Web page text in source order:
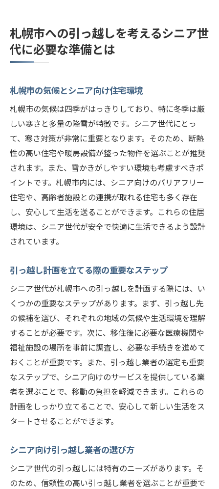
引っ越し前に確認すべき財産と重要書類
引っ越し後も安心して生活できる札幌市の高齢
札幌市の地域包括支援センターの役割
利用可能な介護サービスと申請方法
デイサービスとその利用のメリット
訪問看護とリハビリテーションの支援
高齢者向け交流イベントと参加方法
社会的な繋がりを維持するためのサポート
札幌市への引っ越し前に知っておきたい高齢者
施設の選び方
高齢者施設の種類と特徴
施設選びの際に確認すべきポイント
入居費用と利用料金の比較
施設スタッフの質とケアの内容
入居前に準備すべき書類と手続き
引っ越しが楽になる！札幌市の高齢者向けサポ
ート情報
引っ越し支援サービスの利用方法
荷造りや荷解きのサポートを受ける方法
引っ越し当日の移動手段の選び方
新居での生活用品の準備と手配
引っ越し後の生活立ち上げサポート
シニア世代の引っ越しをスムーズにするための
札幌市の支援制度
引っ越し支援に関する札幌市の制度
札幌市への引っ越しを考えるシニア世
代に必要な準備とは
札幌市の気候とシニア向け住宅環境
札幌市の気候は四季がはっきりしており、特に冬季は厳
しい寒さと多量の降雪が特徴です。シニア世代にとっ
て、寒さ対策が非常に重要となります。そのため、断熱
性の高い住宅や暖房設備が整った物件を選ぶことが推奨
されます。また、雪かきがしやすい環境も考慮すべきポ
イントです。札幌市内には、シニア向けのバリアフリー
住宅や、高齢者施設との連携が取れる住宅も多く存在
し、安心して生活を送ることができます。これらの住居
環境は、シニア世代が安全で快適に生活できるよう設計
されています。
引っ越し計画を立てる際の重要なステップ
シニア世代が札幌市への引っ越しを計画する際には、い
くつかの重要なステップがあります。まず、引っ越し先
の候補を選び、それぞれの地域の気候や生活環境を理解
することが必要です。次に、移住後に必要な医療機関や
福祉施設の場所を事前に調査し、必要な手続きを進めて
おくことが重要です。また、引っ越し業者の選定も重要
なステップで、シニア向けのサービスを提供している業
者を選ぶことで、移動の負担を軽減できます。これらの
計画をしっかり立てることで、安心して新しい生活をス
タートさせることができます。
シニア向け引っ越し業者の選び方
シニア世代の引っ越しには特有のニーズがあります。そ
のため、信頼性の高い引っ越し業者を選ぶことが重要で